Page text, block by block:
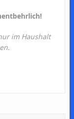
im Haushalt